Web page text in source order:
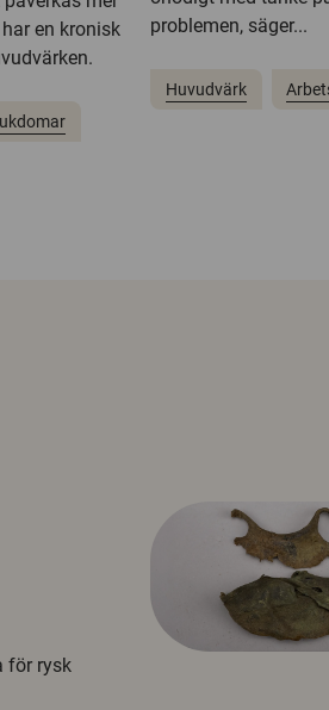
en kronisk
problemen, säger...
Huvudvärk
för rysk